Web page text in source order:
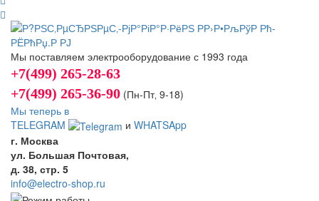
Мы поставляем электрооборудование с 1993 года
+7(499) 265-28-63
+7(499) 265-36-90 (Пн-Пт‚ 9-18)
Мы теперь в
TELEGRAM
и WHATSApp
г. Москва
ул. Большая Почтовая,
д. 38, стр. 5
info@electro-shop.ru